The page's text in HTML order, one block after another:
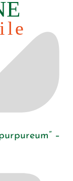
–